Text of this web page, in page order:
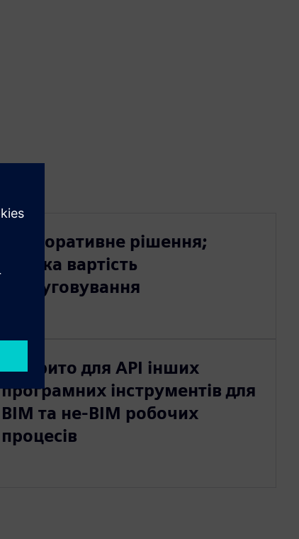
Корпоративне рішення;
Низька вартість
обслуговування
Відкрито для API інших
програмних інструментів для
BIM та не-BIM робочих
процесів